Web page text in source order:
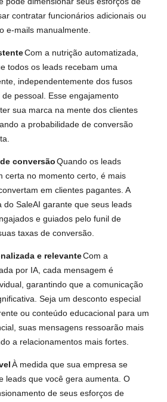
contratar funcionários adicionais ou
e-mails manualmente.
Com a nutrição automatizada,
todos os leads recebam uma
independentemente dos fusos
pessoal. Esse engajamento
sua marca na mente dos clientes
a probabilidade de conversão
conversãoQuando os leads
certa no momento certo, é mais
em clientes pagantes. A
do SaleAI garante que seus leads
e guiados pelo funil de
taxas de conversão.
e relevanteCom a
por IA, cada mensagem é
garantindo que a comunicação
Seja um desconto especial
ou conteúdo educacional para um
suas mensagens ressoarão mais
a relacionamentos mais fortes.
À medida que sua empresa se
leads que você gera aumenta. O
de seus esforços de